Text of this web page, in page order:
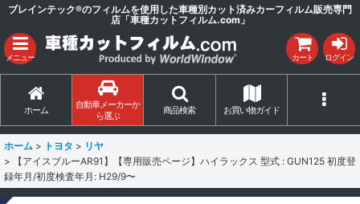
ブレインテック®のフィルムを使用した車種別カット済みカーフィルム販売専門
店「車種カットフィルム.com」
メニュー カート ログイン
ホーム
自動車メーカーか
ら選ぶ
商品検索 お買い物ガイド
ホーム > トヨタ > リヤ
>
【アイスブルーAR91】【専用販売ページ】ハイラックス 型式 : GUN125 初度登
録年月/初度検査年月: H29/9〜